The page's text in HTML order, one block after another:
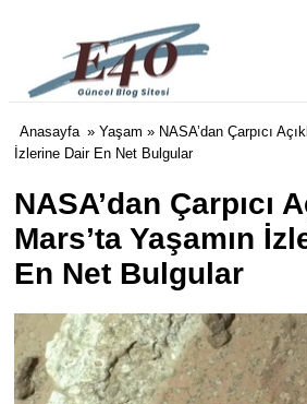
e40 Blog
Anasayfa » Yaşam » NASA’dan Çarpıcı
İzlerine Dair En Net Bulgular
NASA’dan Çarpıcı
Mars’ta Yaşamın
En Net Bulgular